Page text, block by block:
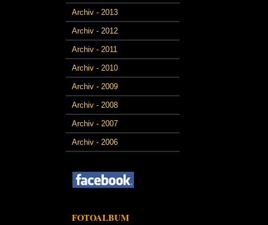
Archiv - 2013
Archiv - 2012
Archiv - 2011
Archiv - 2010
Archiv - 2009
Archiv - 2008
Archiv - 2007
Archiv - 2006
FOTOALBUM